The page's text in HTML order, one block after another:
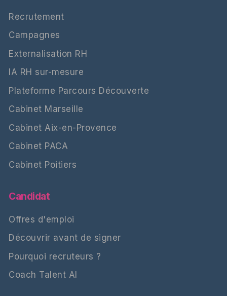
Recrutement
Campagnes
Externalisation RH
IA RH sur-mesure
Plateforme Parcours Découverte
Cabinet Marseille
Cabinet Aix-en-Provence
Cabinet PACA
Cabinet Poitiers
Candidat
Offres d'emploi
Découvrir avant de signer
Pourquoi recruteurs ?
Coach Talent AI